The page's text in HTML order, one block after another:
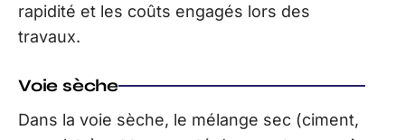
rapidité et les coûts engagés lors des
travaux.
Voie sèche
Dans la voie sèche, le mélange sec (ciment,